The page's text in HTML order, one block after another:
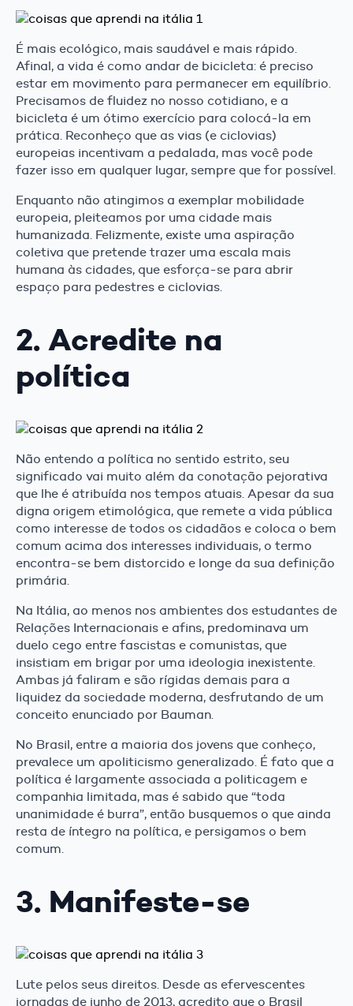
É mais ecológico, mais saudável e mais rápido.
Afinal, a vida é como andar de bicicleta: é preciso
estar em movimento para permanecer em equilíbrio.
Precisamos de fluidez no nosso cotidiano, e a
bicicleta é um ótimo exercício para colocá-la em
prática. Reconheço que as vias (e ciclovias)
europeias incentivam a pedalada, mas você pode
fazer isso em qualquer lugar, sempre que for possível.
Enquanto não atingimos a exemplar mobilidade
europeia, pleiteamos por uma cidade mais
humanizada. Felizmente, existe uma aspiração
coletiva que pretende trazer uma escala mais
humana às cidades, que esforça-se para abrir
espaço para pedestres e ciclovias.
2. Acredite na
política
Não entendo a política no sentido estrito, seu
significado vai muito além da conotação pejorativa
que lhe é atribuída nos tempos atuais. Apesar da sua
digna origem etimológica, que remete a vida pública
como interesse de todos os cidadãos e coloca o bem
comum acima dos interesses individuais, o termo
encontra-se bem distorcido e longe da sua definição
primária.
Na Itália, ao menos nos ambientes dos estudantes de
Relações Internacionais e afins, predominava um
duelo cego entre fascistas e comunistas, que
insistiam em brigar por uma ideologia inexistente.
Ambas já faliram e são rígidas demais para a
liquidez da sociedade moderna, desfrutando de um
conceito enunciado por Bauman.
No Brasil, entre a maioria dos jovens que conheço,
prevalece um apoliticismo generalizado. É fato que a
política é largamente associada a politicagem e
companhia limitada, mas é sabido que “toda
unanimidade é burra”, então busquemos o que ainda
resta de íntegro na política, e persigamos o bem
comum.
3. Manifeste-se
Lute pelos seus direitos. Desde as efervescentes
jornadas de junho de 2013, acredito que o Brasil